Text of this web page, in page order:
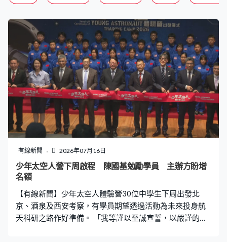
有線新聞 2026年07月16日
少年太空人營下周啟程 陳國基勉勵學員 主辦方盼增
名額
【有線新聞】少年太空人體驗營30位中學生下周出發北
京、酒泉及西安考察，有學員期望透過活動為未來投身航
天科研之路作好準備。 「我等謹以至誠宣誓，以嚴謹的學